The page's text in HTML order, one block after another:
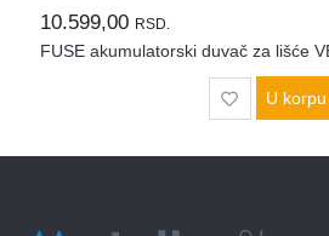
Police10.599,00 RSD.
FUSE akumulatorski duvač za lišće
U korpu